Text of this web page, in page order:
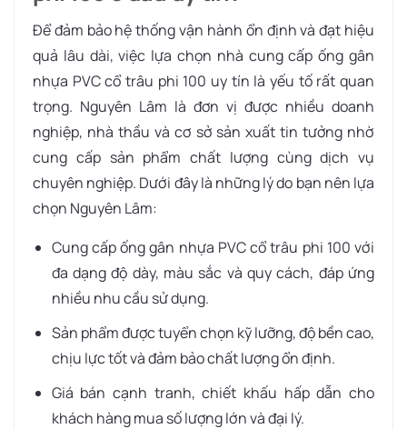
Để đảm bảo hệ thống vận hành ổn định và đạt hiệu
quả lâu dài, việc lựa chọn nhà cung cấp ống gân
nhựa PVC cổ trâu phi 100 uy tín là yếu tố rất quan
trọng. Nguyên Lâm là đơn vị được nhiều doanh
nghiệp, nhà thầu và cơ sở sản xuất tin tưởng nhờ
cung cấp sản phẩm chất lượng cùng dịch vụ
chuyên nghiệp. Dưới đây là những lý do bạn nên lựa
chọn Nguyên Lâm:
Cung cấp ống gân nhựa PVC cổ trâu phi 100 với
đa dạng độ dày, màu sắc và quy cách, đáp ứng
nhiều nhu cầu sử dụng.
Sản phẩm được tuyển chọn kỹ lưỡng, độ bền cao,
chịu lực tốt và đảm bảo chất lượng ổn định.
Giá bán cạnh tranh, chiết khấu hấp dẫn cho
khách hàng mua số lượng lớn và đại lý.